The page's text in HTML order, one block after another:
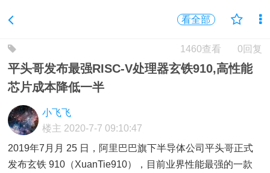
看全部
0回复
1460查看
平头哥发布最强RISC-V处理器玄铁910,高性能
芯片成本降低一半
小飞飞
楼主 2020-7-7 09:10:47
2019年7月月 25 日， 阿里巴巴旗下半导体公司平头哥正式
发布玄铁 910（XuanTie910），目前业界性能最强的一款